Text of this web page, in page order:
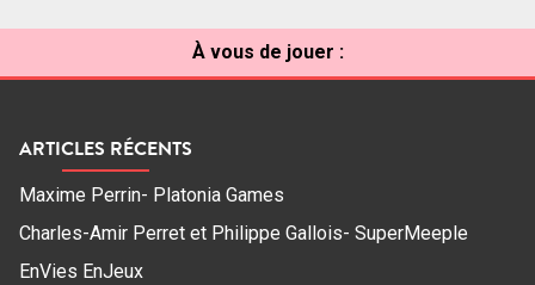
À vous de jouer :
ARTICLES RÉCENTS
Maxime Perrin- Platonia Games
Charles-Amir Perret et Philippe Gallois- SuperMeeple
EnVies EnJeux